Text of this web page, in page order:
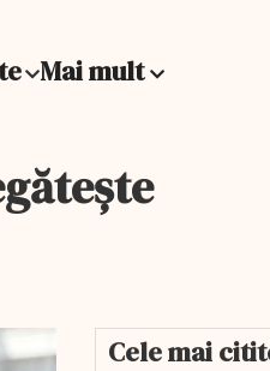
Mai mult
Cele mai